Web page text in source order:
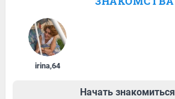
irina,64
Начать знакомиться